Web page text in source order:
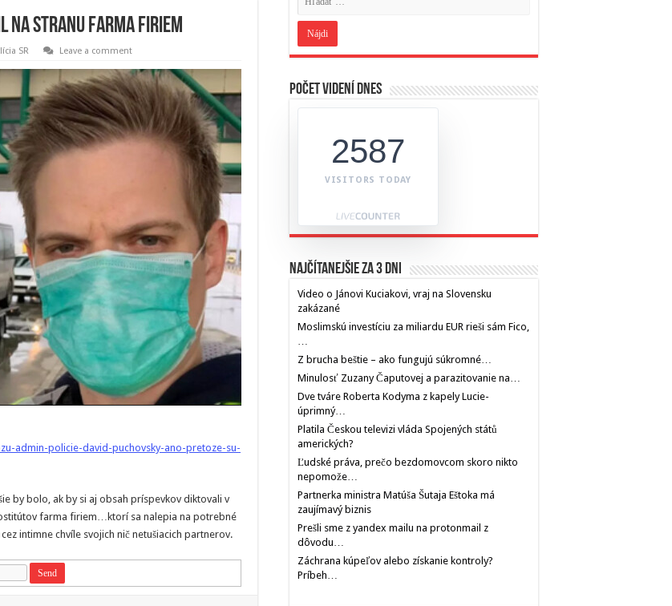
na stranu farma firiem
SR Leave a comment
admin-policie-david-puchovsky-ano-pretoze-su-
by bolo, ak by si aj obsah príspevkov diktovali v
farma firiem…ktorí sa nalepia na potrebné
intimne chvíle svojich nič netušiacich partnerov.
Počet videní dnes
2587
VISITORS TODAY
Najčítanejšie za 3 dni
Video o Jánovi Kuciakovi, vraj na Slovensku
zakázané
Moslimskú investíciu za miliardu EUR rieši sám Fico,
…
Z brucha beštie – ako fungujú súkromné…
Minulosť Zuzany Čaputovej a parazitovanie na…
Dve tváre Roberta Kodyma z kapely Lucie-
úprimný…
Platila Českou televizi vláda Spojených států
amerických?
Ľudské práva, prečo bezdomovcom skoro nikto
nepomože…
Partnerka ministra Matúša Šutaja Eštoka má
zaujímavý biznis
Prešli sme z yandex mailu na protonmail z
dôvodu…
Záchrana kúpeľov alebo získanie kontroly?
Príbeh…